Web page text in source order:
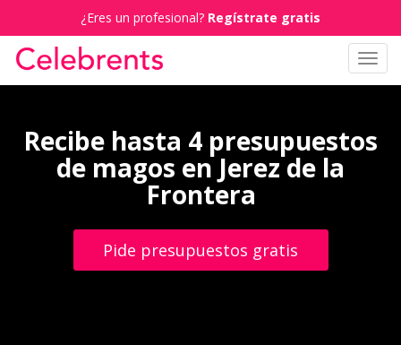
¿Eres un profesional? Regístrate gratis
Recibe hasta 4 presupuestos
de magos en Jerez de la
Frontera
Pide presupuestos gratis